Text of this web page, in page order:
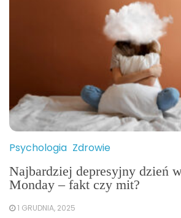
Psychologia Zdrowie
Najbardziej depresyjny dzień
Monday – fakt czy mit?
1 GRUDNIA, 2025